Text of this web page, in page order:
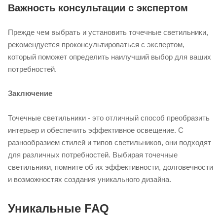
Важность консультации с экспертом
Прежде чем выбрать и установить точечные светильники,
рекомендуется проконсультироваться с экспертом,
который поможет определить наилучший выбор для ваших
потребностей.
Заключение
Точечные светильники - это отличный способ преобразить
интерьер и обеспечить эффективное освещение. С
разнообразием стилей и типов светильников, они подходят
для различных потребностей. Выбирая точечные
светильники, помните об их эффективности, долговечности
и возможностях создания уникального дизайна.
Уникальные FAQ